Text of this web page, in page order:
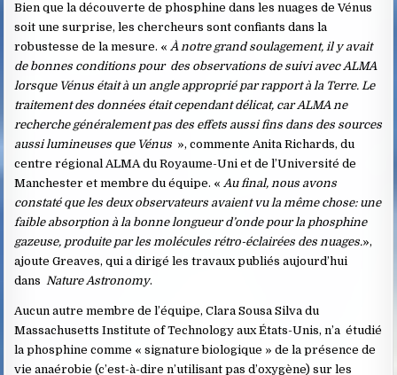
Bien que la découverte de phosphine dans les nuages ​​de Vénus
soit une surprise, les chercheurs sont confiants dans la
robustesse de la mesure. «À notre grand soulagement, il y avait
de bonnes conditions pour des observations de suivi avec ALMA
lorsque Vénus était à un angle approprié par rapport à la Terre. Le
traitement des données était cependant délicat, car ALMA ne
recherche généralement pas des effets aussi fins dans des sources
aussi lumineuses que Vénus », commente Anita Richards, du
centre régional ALMA du Royaume-Uni et de l’Université de
Manchester et membre du équipe. «Au final, nous avons
constaté que les deux observateurs avaient vu la même chose: une
faible absorption à la bonne longueur d’onde pour la phosphine
gazeuse, produite par les molécules rétro-éclairées des nuages.»,
ajoute Greaves, qui a dirigé les travaux publiés aujourd’hui
dansNature Astronomy.
Aucun autre membre de l’équipe, Clara Sousa Silva du
Massachusetts Institute of Technology aux États-Unis, n’a étudié
la phosphine comme « signature biologique » de la présence de
vie anaérobie (c’est-à-dire n’utilisant pas d’oxygène) sur les